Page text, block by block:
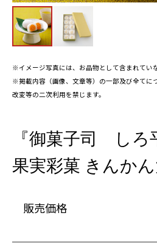
※イメージ写真には、お品物として含まれてい
※掲載内容（画像、文章等）の一部及び全てに
改変等の二次利用を禁じます。
『御菓子司 しろ
果実彩菓 きんかん
販売価格